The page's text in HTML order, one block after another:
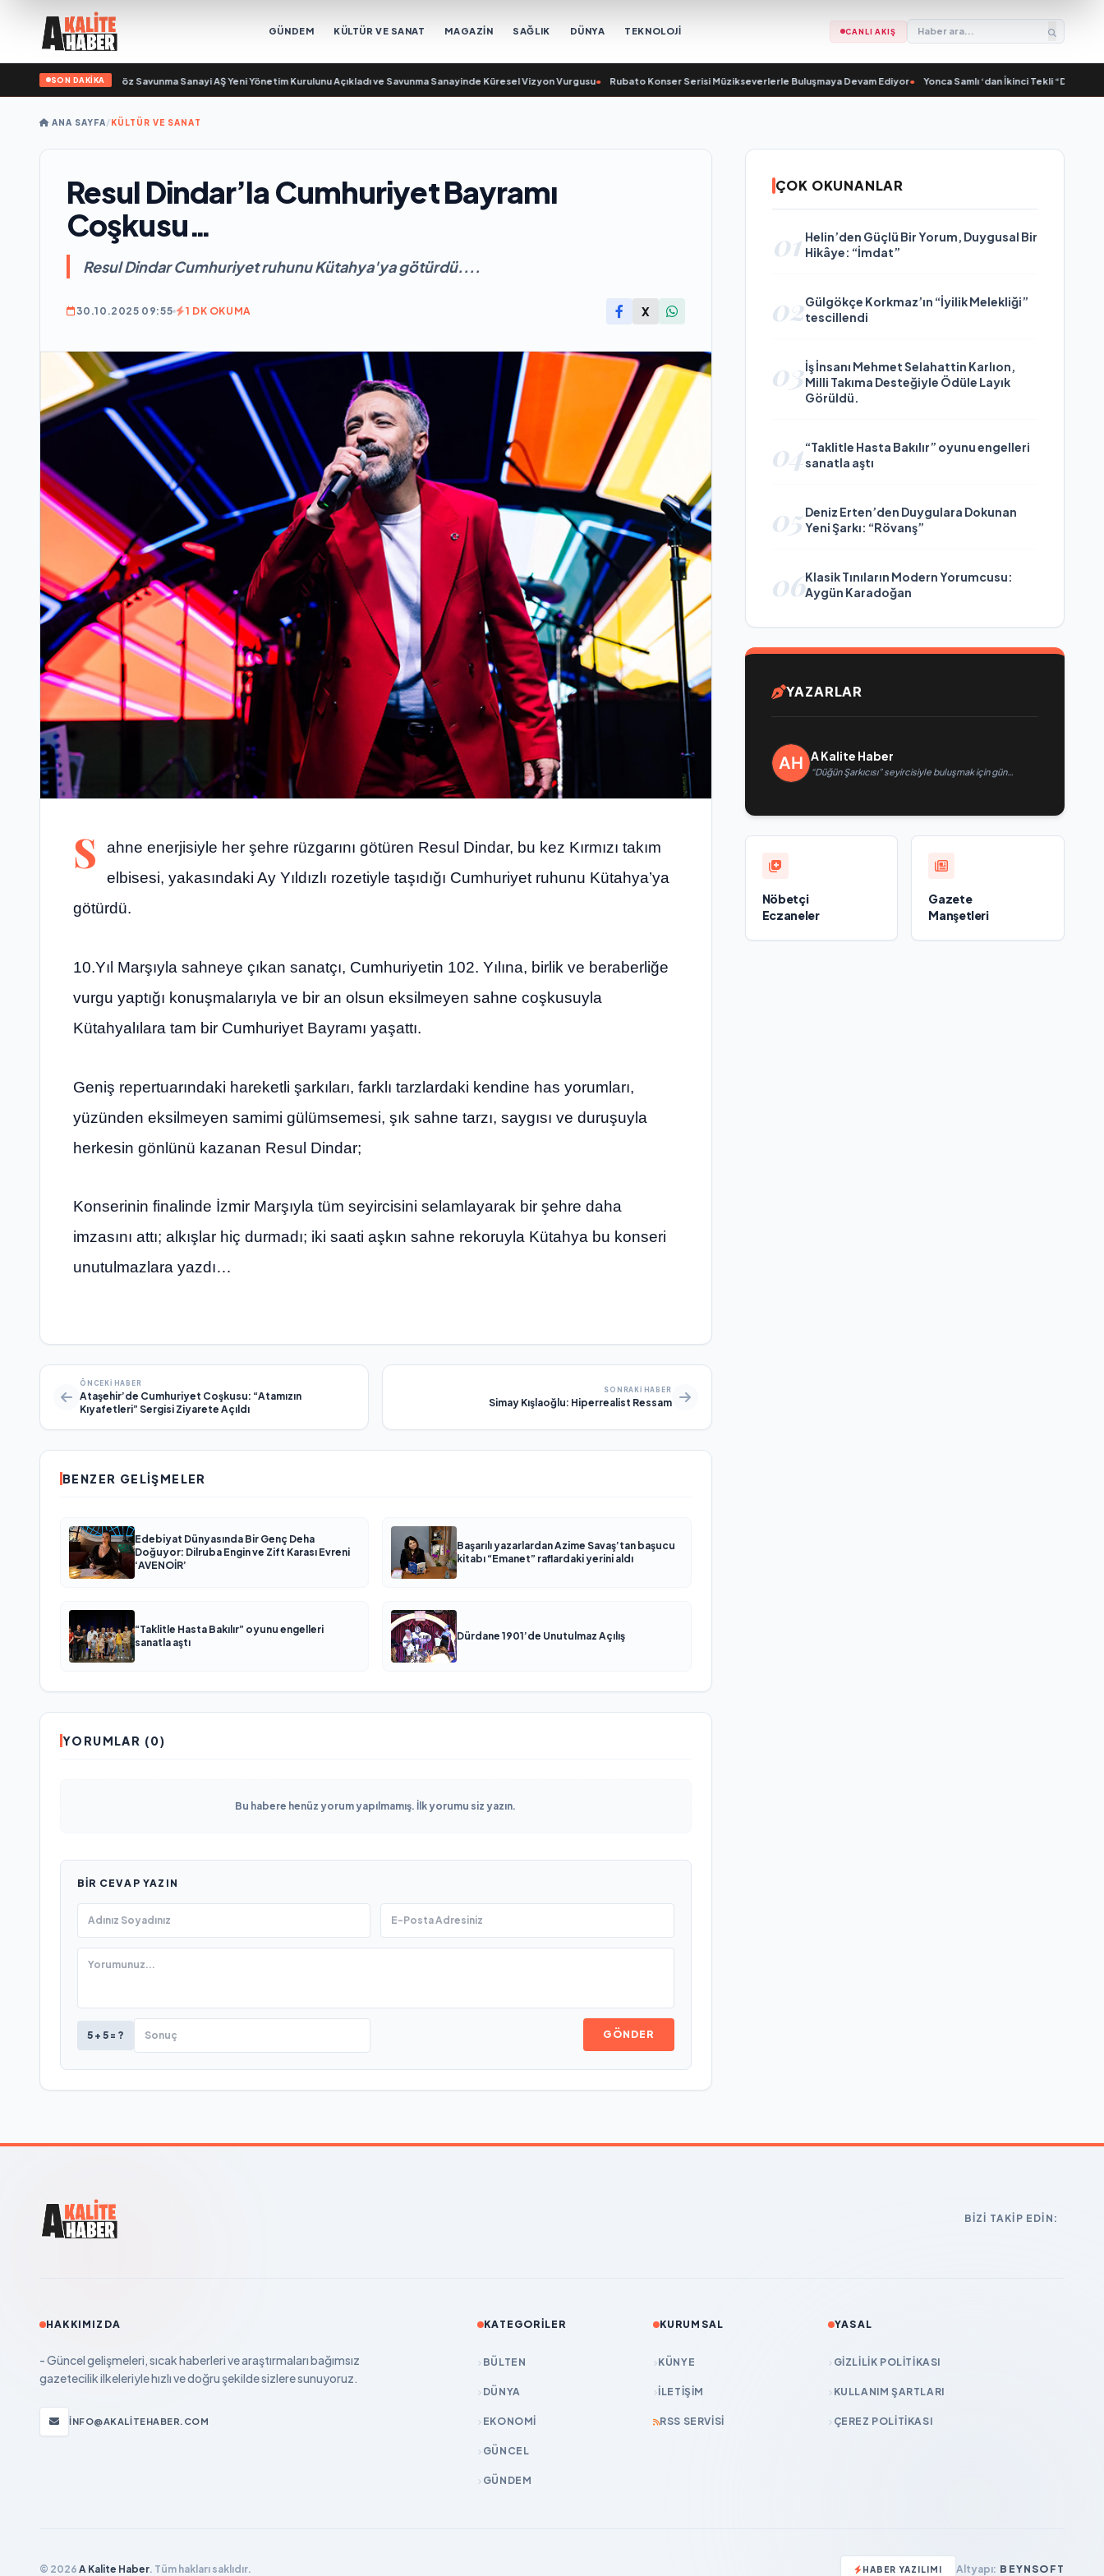
GÜNDEM KÜLTÜR VE SANAT MAGAZİN SAĞLIK DÜNYA TEKNOLOJİ CANLI AKIŞ
SON DAKİKA
gün sayıyor• Açıkgöz Savunma Sanayi AŞ Yeni Yönetim Kurulunu Açıkladı ve Savunma Sanayinde Küresel Vizyon Vurgusu• Rubato Konser Serisi Müzikseverlerle Buluşmaya Devam Ediyor• Yonca Samlı ‘dan İkinci Tekli “Donacaksın
ANA SAYFA/KÜLTÜR VE SANAT
Resul Dindar’la Cumhuriyet Bayramı
Coşkusu…
Resul Dindar Cumhuriyet ruhunu Kütahya'ya götürdü....
30.10.2025 09:55 1 DK OKUMA X
S
ahne enerjisiyle her şehre rüzgarını götüren Resul Dindar, bu kez Kırmızı takım
elbisesi, yakasındaki Ay Yıldızlı rozetiyle taşıdığı Cumhuriyet ruhunu Kütahya’ya
götürdü.
10.Yıl Marşıyla sahneye çıkan sanatçı, Cumhuriyetin 102. Yılına, birlik ve beraberliğe
vurgu yaptığı konuşmalarıyla ve bir an olsun eksilmeyen sahne coşkusuyla
Kütahyalılara tam bir Cumhuriyet Bayramı yaşattı.
Geniş repertuarındaki hareketli şarkıları, farklı tarzlardaki kendine has yorumları,
yüzünden eksilmeyen samimi gülümsemesi, şık sahne tarzı, saygısı ve duruşuyla
herkesin gönlünü kazanan Resul Dindar;
Konserinin finalinde İzmir Marşıyla tüm seyircisini selamlayarak bir şehre daha
imzasını attı; alkışlar hiç durmadı; iki saati aşkın sahne rekoruyla Kütahya bu konseri
unutulmazlara yazdı…
ÖNCEKI HABER
Ataşehir’de Cumhuriyet Coşkusu: “Atamızın
Kıyafetleri” Sergisi Ziyarete Açıldı
SONRAKI HABER
Simay Kışlaoğlu: Hiperrealist Ressam
BENZER GELIŞMELER
Edebiyat Dünyasında Bir Genç Deha
Doğuyor: Dilruba Engin ve Zift Karası Evreni
‘AVENOİR’
Başarılı yazarlardan Azime Savaş’tan başucu
kitabı “Emanet” raflardaki yerini aldı
“Taklitle Hasta Bakılır” oyunu engelleri
sanatla aştı
Dürdane 1901’de Unutulmaz Açılış
YORUMLAR (0)
Bu habere henüz yorum yapılmamış. İlk yorumu siz yazın.
BIR CEVAP YAZIN
5 + 5 = ? GÖNDER
ÇOK OKUNANLAR
01 Helin’den Güçlü Bir Yorum, Duygusal Bir
Hikâye: “İmdat”
02Gülgökçe Korkmaz’ın “İyilik Melekliği”
tescillendi
03İş İnsanı Mehmet Selahattin Karlıon,
Milli Takıma Desteğiyle Ödüle Layık
Görüldü.
04“Taklitle Hasta Bakılır” oyunu engelleri
sanatla aştı
05 Deniz Erten’den Duygulara Dokunan
Yeni Şarkı: “Rövanş”
06Klasik Tınıların Modern Yorumcusu:
Aygün Karadoğan
YAZARLAR
A Kalite Haber
“Düğün Şarkıcısı” seyircisiyle buluşmak için gün
Nöbetçi
Eczaneler
Gazete
Manşetleri
BIZI TAKIP EDIN:
HAKKIMIZDA
- Güncel gelişmeleri, sıcak haberleri ve araştırmaları bağımsız
gazetecilik ilkeleriyle hızlı ve doğru şekilde sizlere sunuyoruz.
INFO@AKALITEHABER.COM
KATEGORILER
BÜLTEN
DÜNYA
EKONOMİ
GÜNCEL
GÜNDEM
KURUMSAL
KÜNYE
İLETIŞIM
RSS SERVISI
YASAL
GIZLILIK POLITIKASI
KULLANIM ŞARTLARI
ÇEREZ POLITIKASI
© 2026 A Kalite Haber. Tüm hakları saklıdır. HABER YAZILIMI Altyapı: BEYNSOFT